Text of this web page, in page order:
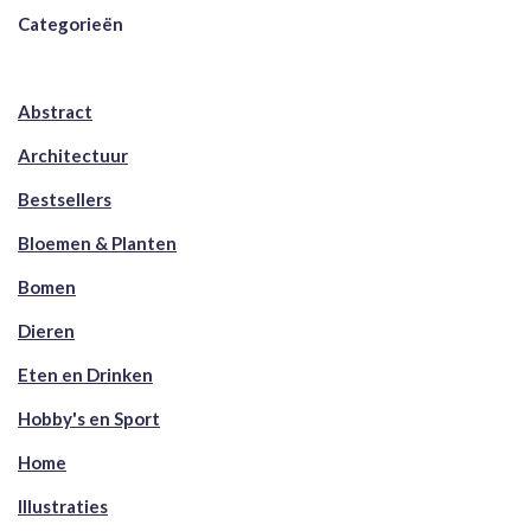
Categorieën
Abstract
Architectuur
Bestsellers
Bloemen & Planten
Bomen
Dieren
Eten en Drinken
Hobby's en Sport
Home
Illustraties